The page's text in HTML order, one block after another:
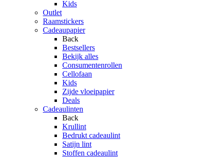
Kids
Outlet
Raamstickers
Cadeaupapier
Back
Bestsellers
Bekijk alles
Consumentenrollen
Cellofaan
Kids
Zijde vloeipapier
Deals
Cadeaulinten
Back
Krullint
Bedrukt cadeaulint
Satijn lint
Stoffen cadeaulint